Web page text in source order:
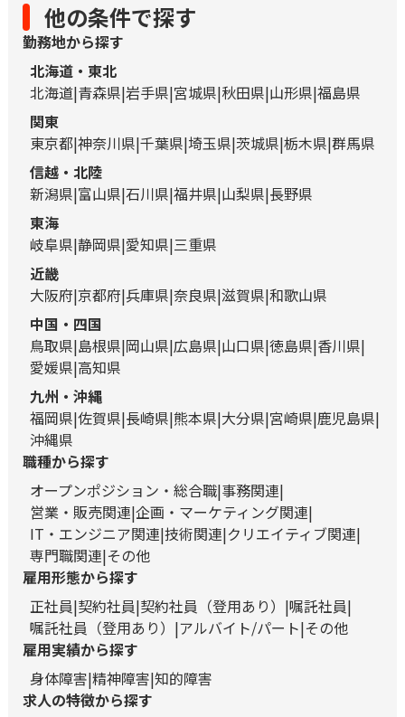
他の条件で探す
勤務地から探す
北海道・東北
北海道 青森県 岩手県 宮城県 秋田県 山形県 福島県
関東
東京都 神奈川県 千葉県 埼玉県 茨城県 栃木県 群馬県
信越・北陸
新潟県 富山県 石川県 福井県 山梨県 長野県
東海
岐阜県 静岡県 愛知県 三重県
近畿
大阪府 京都府 兵庫県 奈良県 滋賀県 和歌山県
中国・四国
鳥取県 島根県 岡山県 広島県 山口県 徳島県 香川県
愛媛県 高知県
九州・沖縄
福岡県 佐賀県 長崎県 熊本県 大分県 宮崎県 鹿児島県
沖縄県
職種から探す
オープンポジション・総合職 事務関連
営業・販売関連 企画・マーケティング関連
IT・エンジニア関連 技術関連 クリエイティブ関連
専門職関連 その他
雇用形態から探す
正社員 契約社員 契約社員（登用あり）
嘱託社員
嘱託社員（登用あり）
アルバイト/パート その他
雇用実績から探す
身体障害 精神障害 知的障害
求人の特徴から探す